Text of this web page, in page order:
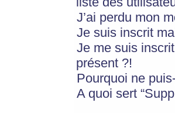
J’ai perdu mon
Je suis inscrit
Je me suis
présent ?!
Pourquoi ne
A quoi sert